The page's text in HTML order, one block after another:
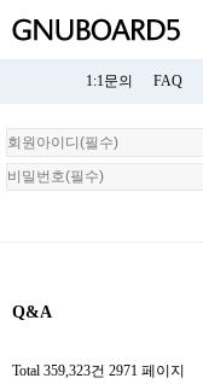
1:1문의 FAQ
회
원
로
Q&A
Total 359,323건 2971 페이지